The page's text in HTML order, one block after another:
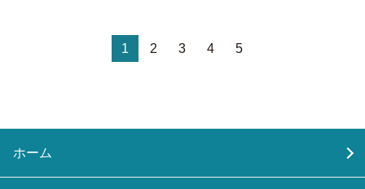
1 2 3 4 5
ホーム